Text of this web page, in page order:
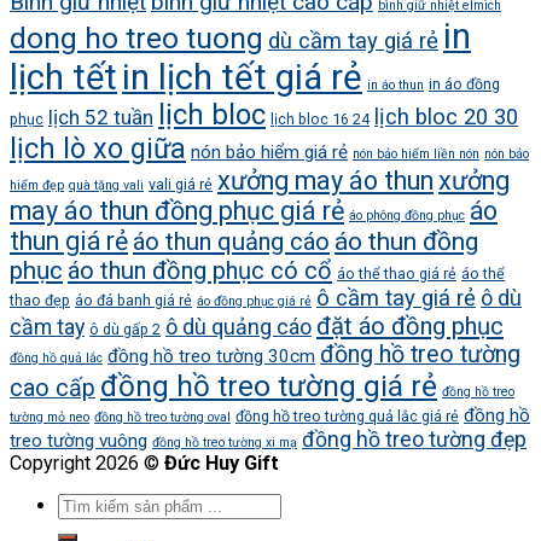
bình giữ nhiệt elmich
dong ho treo tuong dù cầm tay giá rẻ in
lịch tết in lịch tết giá rẻ in áo thun in áo đồng
phục lịch 52 tuần lịch bloc lịch bloc 16 24 lịch bloc 20 30
lịch lò xo giữa nón bảo hiểm giá rẻ nón bảo hiểm liền nón nón bảo
hiểm đẹp quà tặng vali vali giá rẻ xưởng may áo thun xưởng
may áo thun đồng phục giá rẻ áo phông đồng phục áo
thun giá rẻ áo thun quảng cáo áo thun đồng
phục áo thun đồng phục có cổ áo thể thao giá rẻ áo thể
thao đẹp áo đá banh giá rẻ áo đồng phục giá rẻ ô cầm tay giá rẻ ô dù
cầm tay ô dù gấp 2 ô dù quảng cáo đặt áo đồng phục
đồng hồ quả lắc đồng hồ treo tường 30cm đồng hồ treo tường
cao cấp đồng hồ treo tường giá rẻ đồng hồ treo
tường mỏ neo đồng hồ treo tường oval đồng hồ treo tường quả lắc giá rẻ đồng hồ
treo tường vuông đồng hồ treo tường xi mạ đồng hồ treo tường đẹp
Copyright 2026 © Đức Huy Gift